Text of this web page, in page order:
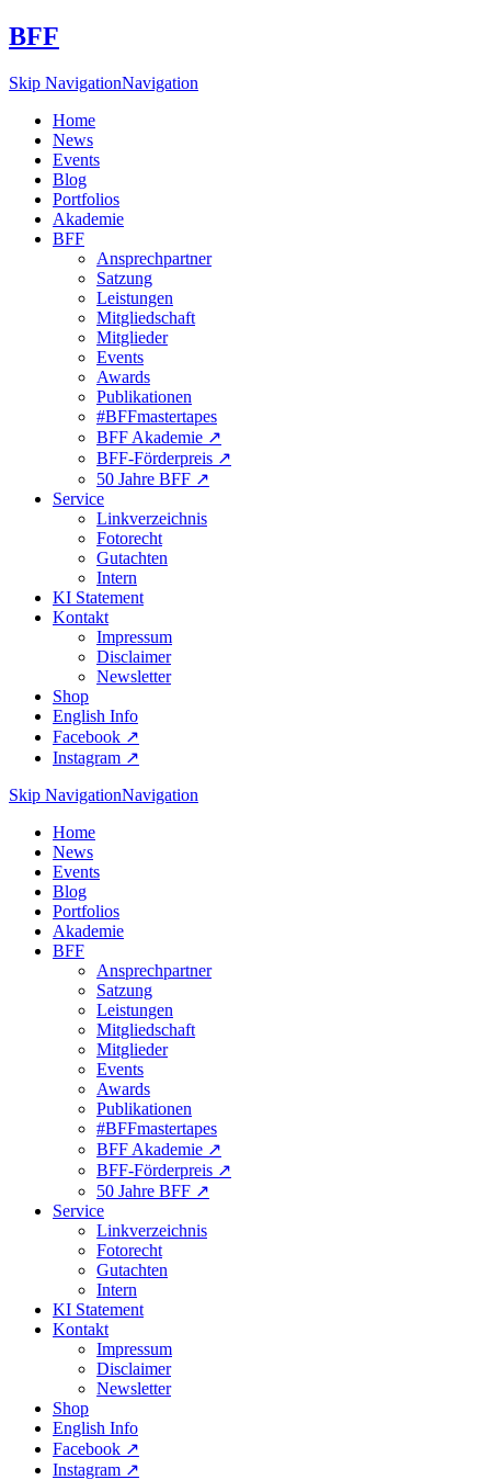
BFF
Skip NavigationNavigation
Home
News
Events
Blog
Portfolios
Akademie
BFF
Ansprechpartner
Satzung
Leistungen
Mitgliedschaft
Mitglieder
Events
Awards
Publikationen
#BFFmastertapes
BFF Akademie ↗︎
BFF-Förderpreis ↗︎
50 Jahre BFF ↗︎
Service
Linkverzeichnis
Fotorecht
Gutachten
Intern
KI Statement
Kontakt
Impressum
Disclaimer
Newsletter
Shop
English Info
Facebook ↗︎
Instagram ↗︎
Skip NavigationNavigation
Home
News
Events
Blog
Portfolios
Akademie
BFF
Ansprechpartner
Satzung
Leistungen
Mitgliedschaft
Mitglieder
Events
Awards
Publikationen
#BFFmastertapes
BFF Akademie ↗︎
BFF-Förderpreis ↗︎
50 Jahre BFF ↗︎
Service
Linkverzeichnis
Fotorecht
Gutachten
Intern
KI Statement
Kontakt
Impressum
Disclaimer
Newsletter
Shop
English Info
Facebook ↗︎
Instagram ↗︎